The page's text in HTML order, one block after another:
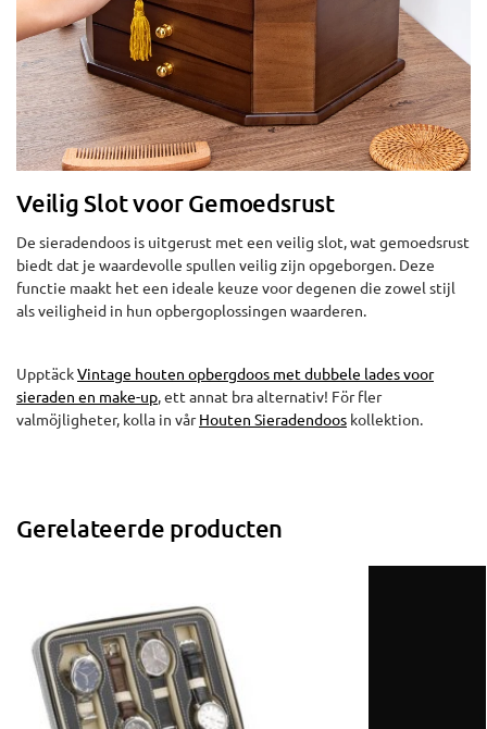
Veilig Slot voor Gemoedsrust
De sieradendoos is uitgerust met een veilig slot, wat gemoedsrust
biedt dat je waardevolle spullen veilig zijn opgeborgen. Deze
functie maakt het een ideale keuze voor degenen die zowel stijl
als veiligheid in hun opbergoplossingen waarderen.
UpptäckVintage houten opbergdoos met dubbele lades voor
sieraden en make-up, ett annat bra alternativ! För fler
valmöjligheter, kolla in vårHouten Sieradendoos kollektion.
Gerelateerde producten